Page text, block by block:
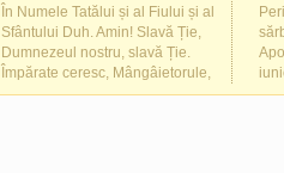
În Numele Tatălui și al Fiului și al
Sfântului Duh. Amin! Slavă Ție,
Dumnezeul nostru, slavă Ție.
Împărate ceresc, Mângâietorule,